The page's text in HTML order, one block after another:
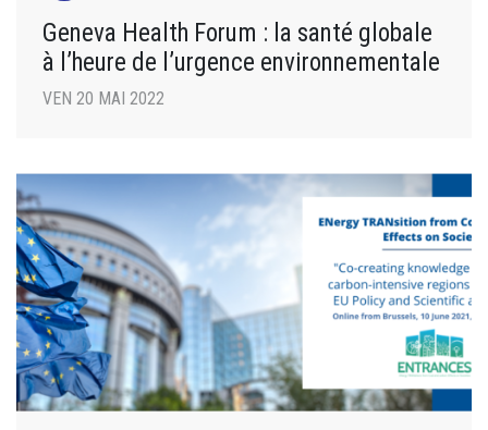
Geneva Health Forum : la santé globale
à l’heure de l’urgence environnementale
VEN 20 MAI 2022